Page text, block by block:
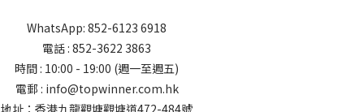
WhatsApp: 852-6123 6918
電話 : 852-3622 3863
時間 : 10:00 - 19:00 (週一至週五)
電郵 : info@topwinner.com.hk
地址：香港九龍觀塘觀塘道472-484號